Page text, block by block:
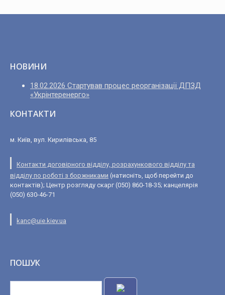
НОВИНИ
18.02.2026 Стартував процес реорганізації ДПЗД
«Укрінтеренерго»
КОНТАКТИ
м. Київ, вул. Кирилівська, 85
Контакти договірного відділу, розрахункового відділу та
відділу по роботі з боржниками (натисніть, щоб перейти до
контактів); Центр розгляду скарг (050) 860-18-35; канцелярія
(050) 630-46-71
kanc@uie.kiev.ua
ПОШУК